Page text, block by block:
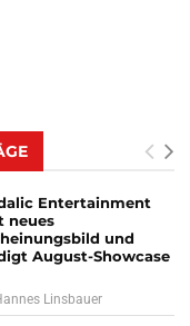
Entertainment
neues
und
August-Showcase
Linsbauer